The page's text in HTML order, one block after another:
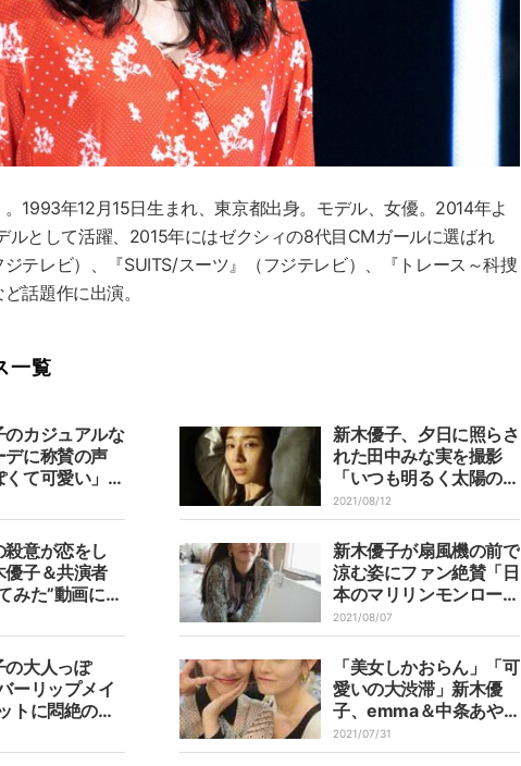
。1993年12月15日生まれ、東京都出身。モデル、女優。2014年よ
ルとして活躍、2015年にはゼクシィの8代目CMガールに選ばれ
テレビ）、『SUITS/スーツ』（フジテレビ）、『トレース～科捜
話題作に出演。
一覧
のカジュアルな
デに称賛の声
くて可愛い」
しい」
新木優子、夕日に照らさ
れた田中みな実を撮影
「いつも明るく太陽のよ
うに暖かく…」
2021/08/12
殺意が恋をし
優子＆共演者
みた”動画に反
りすぎ」「楽
！！」
新木優子が扇風機の前で
涼む姿にファン絶賛「日
本のマリリンモンロー」
の声
2021/08/07
の大人っぽ
ーリップメイ
トに悶絶の声
プすぎてしん
「美女しかおらん」「可
愛いの大渋滞」新木優
子、emma＆中条あや
みとの仲良し3ショット
公開し反響
2021/07/31